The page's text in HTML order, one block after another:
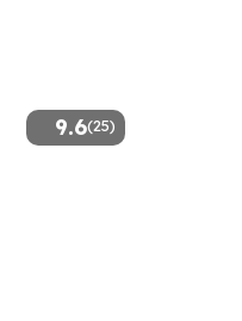
9.6(25)